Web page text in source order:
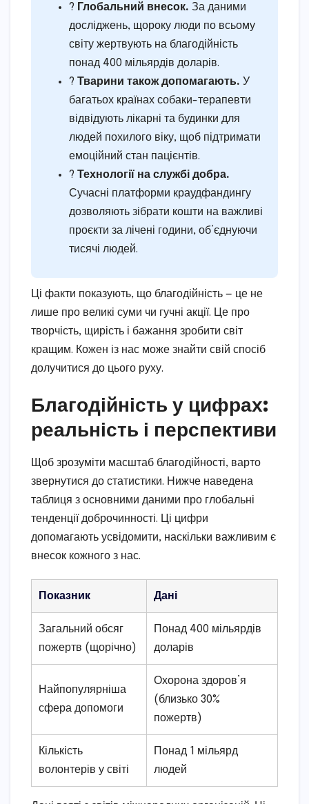
? Глобальний внесок. За даними
досліджень, щороку люди по всьому
світу жертвують на благодійність
понад 400 мільярдів доларів.
? Тварини також допомагають. У
багатьох країнах собаки-терапевти
відвідують лікарні та будинки для
людей похилого віку, щоб підтримати
емоційний стан пацієнтів.
? Технології на службі добра.
Сучасні платформи краудфандингу
дозволяють зібрати кошти на важливі
проєкти за лічені години, об’єднуючи
тисячі людей.
Ці факти показують, що благодійність — це не
лише про великі суми чи гучні акції. Це про
творчість, щирість і бажання зробити світ
кращим. Кожен із нас може знайти свій спосіб
долучитися до цього руху.
Благодійність у цифрах:
реальність і перспективи
Щоб зрозуміти масштаб благодійності, варто
звернутися до статистики. Нижче наведена
таблиця з основними даними про глобальні
тенденції доброчинності. Ці цифри
допомагають усвідомити, наскільки важливим є
внесок кожного з нас.
Показник Дані
Загальний обсяг
пожертв (щорічно)
Понад 400 мільярдів
доларів
Найпопулярніша
сфера допомоги
Охорона здоров’я
(близько 30%
пожертв)
Кількість
волонтерів у світі
Понад 1 мільярд
людей